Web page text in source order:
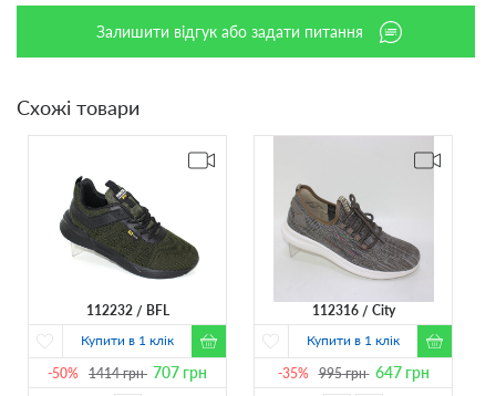
Залишити відгук або задати питання
Схожі товари
112232
BFL
Купити в 1 клік
-50% 1414грн 707 грн
112316
City
Купити в 1 клік
-35% 995грн 647грн